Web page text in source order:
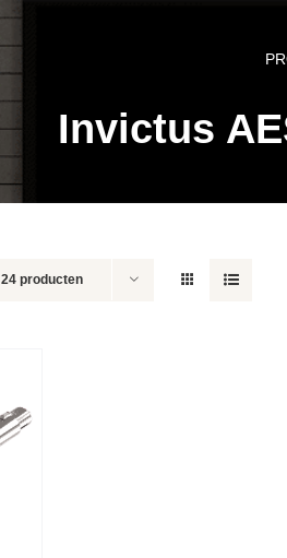
Invictus
24 producten